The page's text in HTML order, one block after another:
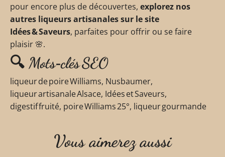
pour encore plus de découvertes, explorez nos
autres liqueurs artisanales sur le site
Idées & Saveurs, parfaites pour offrir ou se faire
plaisir 🌸.
🔍 Mots‑clés SEO
liqueur de poire Williams, Nusbaumer,
liqueur artisanale Alsace, Idées et Saveurs,
digestif fruité, poire Williams 25°, liqueur gourmande
Vous aimerez aussi